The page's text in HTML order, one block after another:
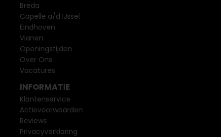
Breda
Capelle a/d IJssel
Eindhoven
Vianen
Openingstijden
Over Ons
Vacatures
INFORMATIE
Klantenservice
Actievoorwaarden
Reviews
Privacyverklaring